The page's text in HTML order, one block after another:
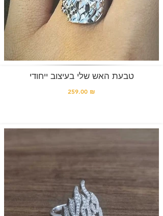
טבעת האש שלי בעיצוב ייחודי
259.00 ₪